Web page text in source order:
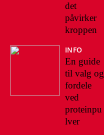
det
påvirker
kroppen
INFO
En guide
til valg og
fordele
ved
proteinpu
lver